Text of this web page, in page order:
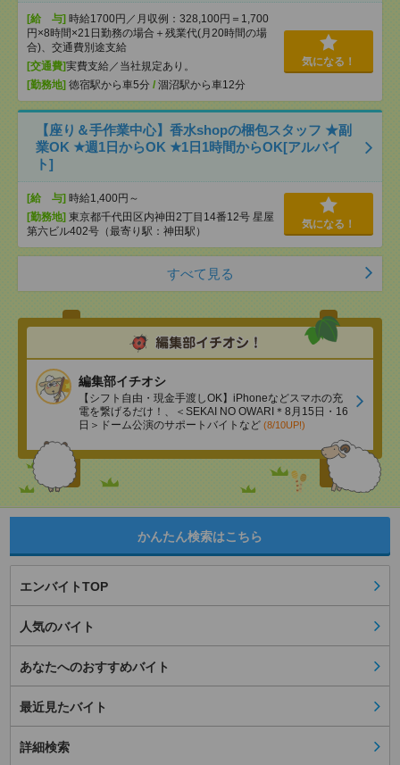
[給 与] 時給1700円／月収例：328,100円＝1,700
円×8時間×21日勤務の場合＋残業代(月20時間の場
合)、交通費別途支給
[交通費]実費支給／当社規定あり。
[勤務地] 徳宿駅から車5分 / 涸沼駅から車12分
気になる！
【座り＆手作業中心】香水shopの梱包スタッフ ★副
業OK ★週1日からOK ★1日1時間からOK[アルバイ
ト]
[給 与] 時給1,400円～
[勤務地] 東京都千代田区内神田2丁目14番12号 星屋
第六ビル402号（最寄り駅：神田駅）
気になる！
すべて見る
編集部イチオシ
【シフト自由・現金手渡しOK】iPhoneなどスマホの充
電を繋げるだけ！、＜SEKAI NO OWARI＊8月15日・16
日＞ドーム公演のサポートバイトなど (8/10UP!)
かんたん検索はこちら
エンバイトTOP
人気のバイト
あなたへのおすすめバイト
最近見たバイト
詳細検索